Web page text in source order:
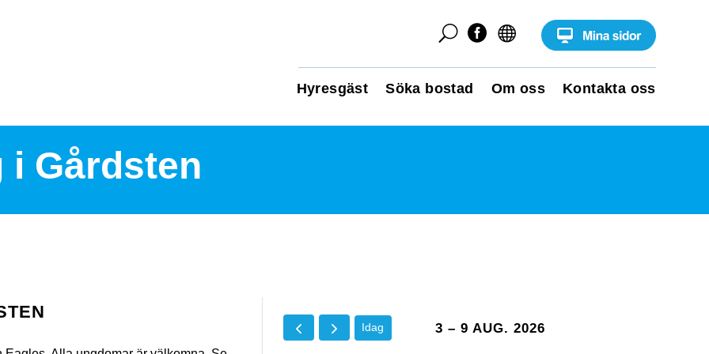


U
Hyresgäst Söka bostad Om oss Kontakta oss
i Gårdsten
Idag 3 – 9 AUG. 2026